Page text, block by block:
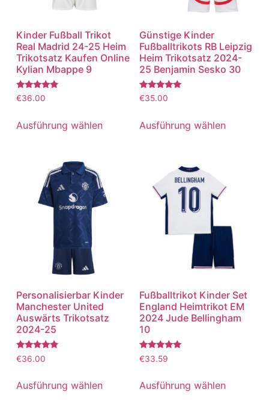
Kinder Fußball Trikot
Real Madrid 24-25 Heim
Trikotsatz Kaufen Online
Kylian Mbappe 9
Bewertet
mit
von 5
€36.00
Ausführung wählen
Günstige Kinder
Fußballtrikots RB Leipzig
Heim Trikotsatz 2024-
25 Benjamin Sesko 30
Bewertet
mit
von 5
€35.00
Ausführung wählen
Personalisierbar Kinder
Manchester United
Auswärts Trikotsatz
2024-25
Bewertet
mit
von 5
€36.00
Ausführung wählen
Fußballtrikot Kinder Set
England Heimtrikot EM
2024 Jude Bellingham
10
Bewertet
mit
von 5
€33.59
Ausführung wählen